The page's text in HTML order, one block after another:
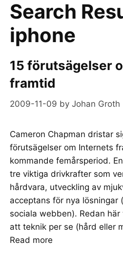
Search
iphone
15 förutsägelser
framtid
2009-11-09 by Johan Groth
Cameron Chapman dristar
förutsägelser om Internets
kommande femårsperiod.
tre viktiga drivkrafter som
hårdvara, utveckling av
acceptans för nya lösningar
sociala webben). Redan
att teknik per se (hård eller
Read more